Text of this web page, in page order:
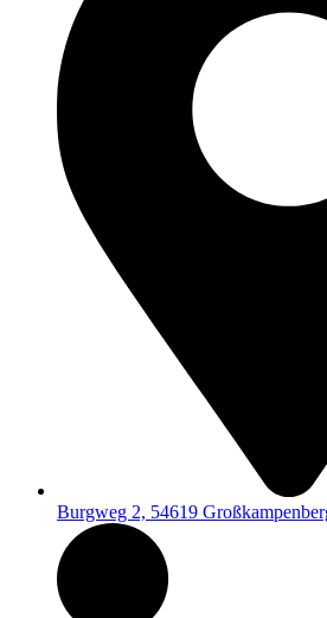
Burgweg 2, 54619